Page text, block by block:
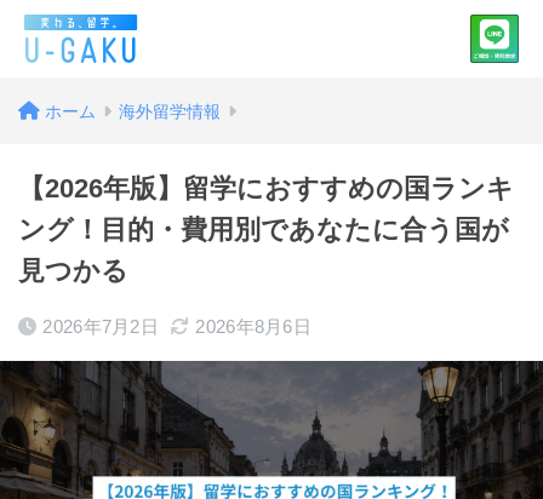
ホーム 海外留学情報
【2026年版】留学におすすめの国ランキ
ング！目的・費用別であなたに合う国が
見つかる
2026年7月2日 2026年8月6日